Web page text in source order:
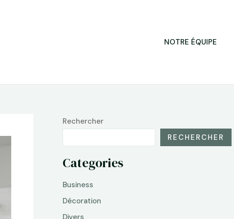
NOTRE ÉQUIPE
Rechercher
RECHERCHER
Categories
Business
Décoration